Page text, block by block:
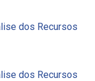
dos Recursos
dos Recursos